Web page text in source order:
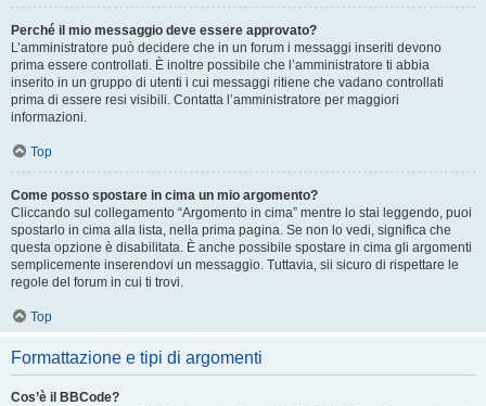
Perché il mio messaggio deve essere approvato?
L’amministratore può decidere che in un forum i messaggi inseriti devono
prima essere controllati. È inoltre possibile che l’amministratore ti abbia
inserito in un gruppo di utenti i cui messaggi ritiene che vadano controllati
prima di essere resi visibili. Contatta l’amministratore per maggiori
informazioni.
Top
Come posso spostare in cima un mio argomento?
Cliccando sul collegamento “Argomento in cima” mentre lo stai leggendo, puoi
spostarlo in cima alla lista, nella prima pagina. Se non lo vedi, significa che
questa opzione è disabilitata. È anche possibile spostare in cima gli argomenti
semplicemente inserendovi un messaggio. Tuttavia, sii sicuro di rispettare le
regole del forum in cui ti trovi.
Top
Formattazione e tipi di argomenti
Cos’è il BBCode?